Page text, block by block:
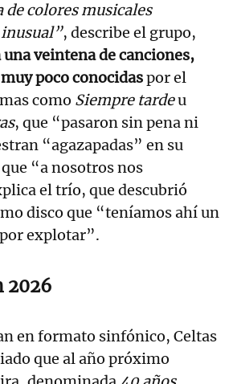
de colores musicales
, describe el grupo,
veintena de canciones,
poco conocidaspor el
como Siempre tardeu
, que “pasaron sin pena ni
“agazapadas” en su
“a nosotros nos
el trío, que descubrió
disco que “teníamos ahí un
explotar”.
2026
en formato sinfónico, Celtas
que al año próximo